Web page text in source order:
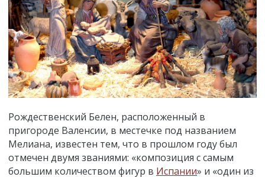
Рождественский Белен, расположенный в
пригороде Валенсии, в местечке под названием
Мелиана, известен тем, что в прошлом году был
отмечен двумя званиями: «композиция с самым
большим количеством фигур в Испании» и «один из